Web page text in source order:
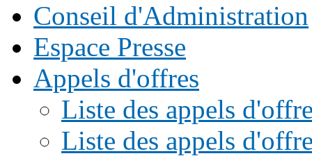
Conseil d'Administration
Espace Presse
Appels d'offres
Liste des appels
Liste des appels